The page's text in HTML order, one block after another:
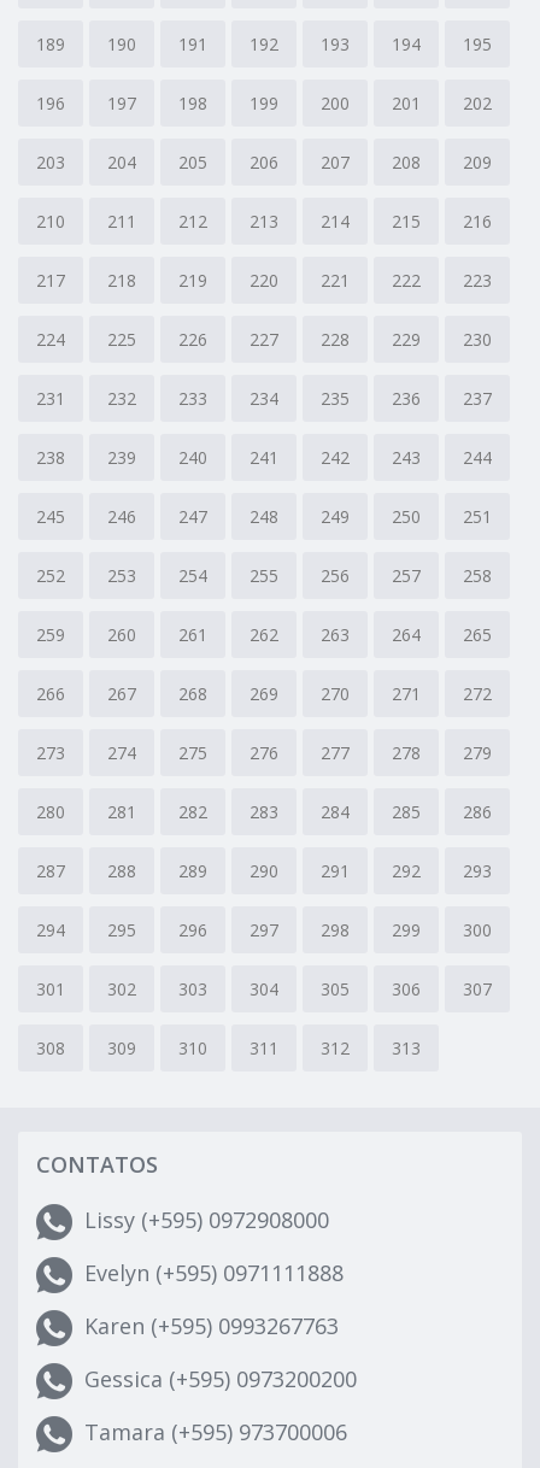
189 190 191 192 193 194 195
196 197 198 199 200 201 202
203 204 205 206 207 208 209
210 211 212 213 214 215 216
217 218 219 220 221 222 223
224 225 226 227 228 229 230
231 232 233 234 235 236 237
238 239 240 241 242 243 244
245 246 247 248 249 250 251
252 253 254 255 256 257 258
259 260 261 262 263 264 265
266 267 268 269 270 271 272
273 274 275 276 277 278 279
280 281 282 283 284 285 286
287 288 289 290 291 292 293
294 295 296 297 298 299 300
301 302 303 304 305 306 307
308 309 310 311 312 313
CONTATOS
Lissy (+595) 0972908000
Evelyn (+595) 0971111888
Karen (+595) 0993267763
Gessica (+595) 0973200200
Tamara (+595) 973700006